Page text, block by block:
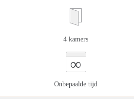
4 kamers
∞
Onbepaalde tijd